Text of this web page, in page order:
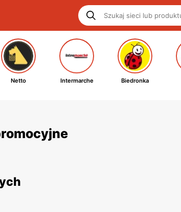
Netto Intermarche Biedronka